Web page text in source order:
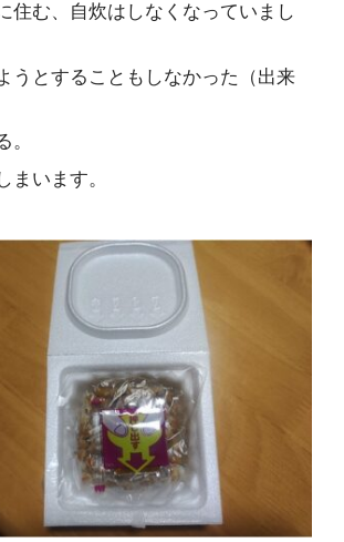
住む、自炊はしなくなっていまし
うとすることもしなかった（出来
います。